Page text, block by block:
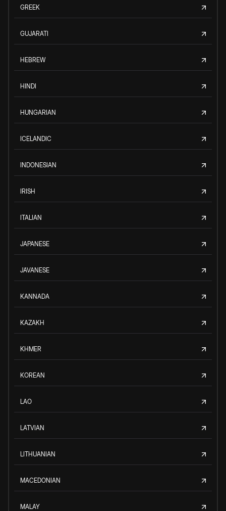
GREEK
GUJARATI
HEBREW
HINDI
HUNGARIAN
ICELANDIC
INDONESIAN
IRISH
ITALIAN
JAPANESE
JAVANESE
KANNADA
KAZAKH
KHMER
KOREAN
LAO
LATVIAN
LITHUANIAN
MACEDONIAN
MALAY